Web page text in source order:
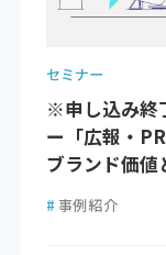
セミナー
※申し込み終
ー「広報・
ブランド価値
# 事例紹介